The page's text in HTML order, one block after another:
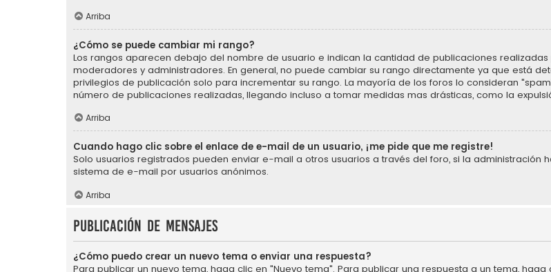
Arriba
¿Cómo se puede cambiar mi rango?
Los rangos aparecen debajo del nombre de usuario e indican la cantidad de publicaciones
moderadores y administradores. En general, no puede cambiar su rango directamente ya que está
privilegios de publicación solo para incrementar su rango. La mayoría de los foros lo consideran
número de publicaciones realizadas, llegando incluso a tomar medidas mas drásticas, como la
Arriba
Cuando hago clic sobre el enlace de e-mail de un usuario, ¡me pide que me registre!
Solo usuarios registrados pueden enviar e-mail a otros usuarios a través del foro, si la administración
sistema de e-mail por usuarios anónimos.
Arriba
Publicación de mensajes
¿Cómo puedo crear un nuevo tema o enviar una respuesta?
Para publicar un nuevo tema, haga clic en "Nuevo tema". Para publicar una respuesta a un tema,